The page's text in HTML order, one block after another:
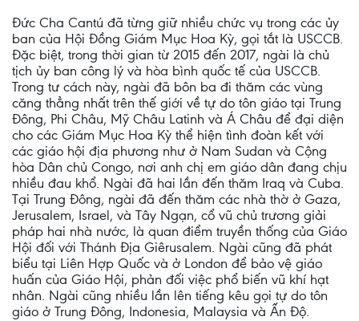
Đức Cha Cantú đã từng giữ nhiều chức vụ trong các ủy
ban của Hội Đồng Giám Mục Hoa Kỳ, gọi tắt là USCCB.
Đặc biệt, trong thời gian từ 2015 đến 2017, ngài là chủ
tịch ủy ban công lý và hòa bình quốc tế của USCCB.
Trong tư cách này, ngài đã bôn ba đi thăm các vùng
căng thẳng nhất trên thế giới về tự do tôn giáo tại Trung
Đông, Phi Châu, Mỹ Châu Latinh và Á Châu để đại diện
cho các Giám Mục Hoa Kỳ thể hiện tình đoàn kết với
các giáo hội địa phương như ở Nam Sudan và Cộng
hòa Dân chủ Congo, nơi anh chị em giáo dân đang chịu
nhiều đau khổ. Ngài đã hai lần đến thăm Iraq và Cuba.
Tại Trung Đông, ngài đã đến thăm các nhà thờ ở Gaza,
Jerusalem, Israel, và Tây Ngạn, cổ vũ chủ trương giải
pháp hai nhà nước, là quan điểm truyền thống của Giáo
Hội đối với Thánh Địa Giêrusalem. Ngài cũng đã phát
biểu tại Liên Hợp Quốc và ở London để bảo vệ giáo
huấn của Giáo Hội, phản đối việc phổ biến vũ khí hạt
nhân. Ngài cũng nhiều lần lên tiếng kêu gọi tự do tôn
giáo ở Trung Đông, Indonesia, Malaysia và Ấn Độ.